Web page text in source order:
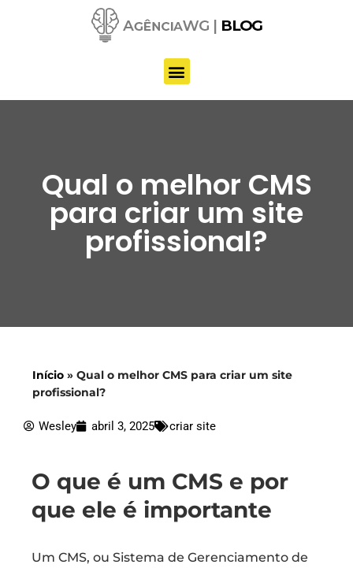
conteúdo
Qual o melhor CMS
para criar um site
profissional?
Início » Qual o melhor CMS para criar um site
profissional?
Wesley abril 3, 2025 criar site
O que é um CMS e por
que ele é importante
Um CMS, ou Sistema de Gerenciamento de